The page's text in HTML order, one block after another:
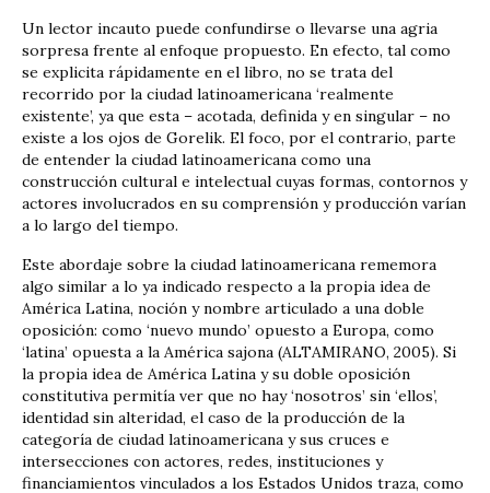
Un lector incauto puede confundirse o llevarse una agria
sorpresa frente al enfoque propuesto. En efecto, tal como
se explicita rápidamente en el libro, no se trata del
recorrido por la ciudad latinoamericana ‘realmente
existente’, ya que esta – acotada, definida y en singular – no
existe a los ojos de Gorelik. El foco, por el contrario, parte
de entender la ciudad latinoamericana como una
construcción cultural e intelectual cuyas formas, contornos y
actores involucrados en su comprensión y producción varían
a lo largo del tiempo.
Este abordaje sobre la ciudad latinoamericana rememora
algo similar a lo ya indicado respecto a la propia idea de
América Latina, noción y nombre articulado a una doble
oposición: como ‘nuevo mundo’ opuesto a Europa, como
‘latina’ opuesta a la América sajona (ALTAMIRANO, 2005). Si
la propia idea de América Latina y su doble oposición
constitutiva permitía ver que no hay ‘nosotros’ sin ‘ellos’,
identidad sin alteridad, el caso de la producción de la
categoría de ciudad latinoamericana y sus cruces e
intersecciones con actores, redes, instituciones y
financiamientos vinculados a los Estados Unidos traza, como